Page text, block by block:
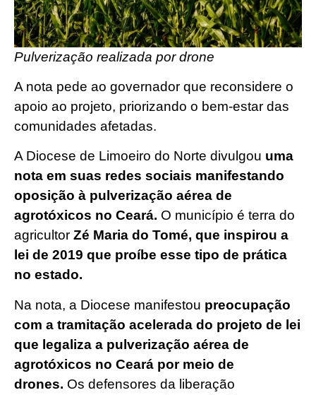
Pulverização realizada por drone
A nota pede ao governador que reconsidere o
apoio ao projeto, priorizando o bem-estar das
comunidades afetadas.
A Diocese de Limoeiro do Norte divulgou uma
nota em suas redes sociais manifestando
oposição à pulverização aérea de
agrotóxicos no Ceará. O município é terra do
agricultor Zé Maria do Tomé, que inspirou a
lei de 2019 que proíbe esse tipo de prática
no estado.
Na nota, a Diocese manifestou preocupação
com a tramitação acelerada do projeto de lei
que legaliza a pulverização aérea de
agrotóxicos no Ceará por meio de
drones. Os defensores da liberação